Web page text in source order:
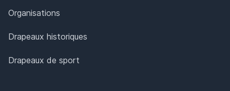
Organisations
Drapeaux historiques
Drapeaux de sport